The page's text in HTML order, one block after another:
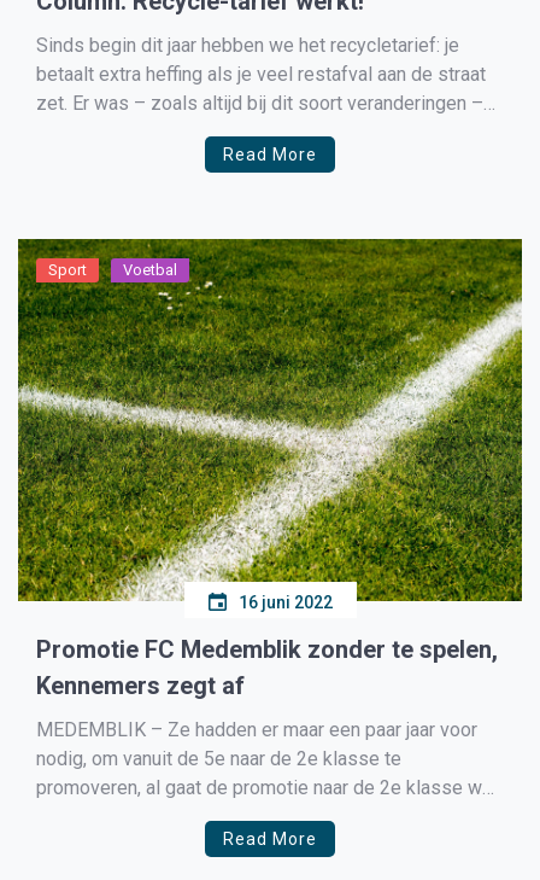
Sinds begin dit jaar hebben we het recycletarief: je
betaalt extra heffing als je veel restafval aan de straat
zet. Er was – zoals altijd bij dit soort veranderingen –
veel discussie en die is er nog steeds: over ontwijkend
gedrag (afvaltoerisme), over de vraag of bepaalde
Read More
Sport Voetbal
16 juni 2022
Promotie FC Medemblik zonder te spelen,
Kennemers zegt af
MEDEMBLIK – Ze hadden er maar een paar jaar voor
nodig, om vanuit de 5e naar de 2e klasse te
promoveren, al gaat de promotie naar de 2e klasse wel
op een manier zoals je niet had kunnen denken, de
tegenstrander ‘Kennemers’ uit Beverwijk heeft haar
Read More